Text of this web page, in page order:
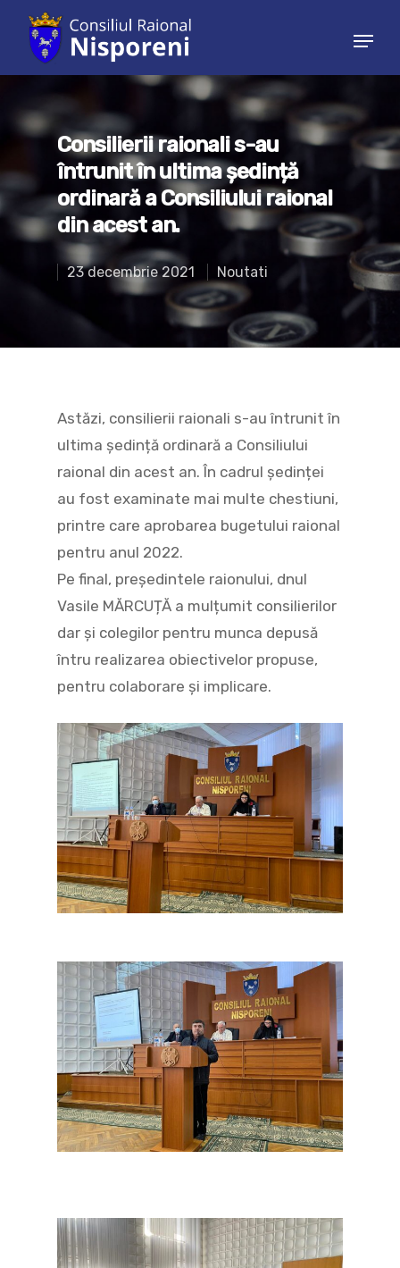
Hit enter to search or ESC to close
Consilierii raionali s-au
întrunit în ultima ședință
ordinară a Consiliului raional
din acest an.
23 decembrie 2021 Noutati
Astăzi, consilierii raionali s-au întrunit în
ultima ședință ordinară a Consiliului
raional din acest an. În cadrul ședinței
au fost examinate mai multe chestiuni,
printre care aprobarea bugetului raional
pentru anul 2022.
Pe final, președintele raionului, dnul
Vasile MĂRCUȚĂ a mulțumit consilierilor
dar și colegilor pentru munca depusă
întru realizarea obiectivelor propuse,
pentru colaborare și implicare.